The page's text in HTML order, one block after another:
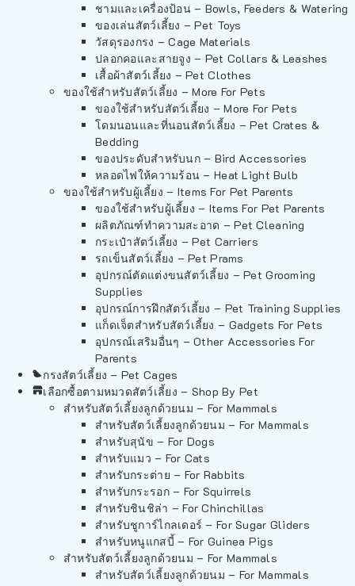
ชามและเครื่องป้อน – Bowls, Feeders & Watering
ของเล่นสัตว์เลี้ยง – Pet Toys
วัสดุรองกรง – Cage Materials
ปลอกคอและสายจูง – Pet Collars & Leashes
เสื้อผ้าสัตว์เลี้ยง – Pet Clothes
ของใช้สำหรับสัตว์เลี้ยง – More For Pets
ของใช้สำหรับสัตว์เลี้ยง – More For Pets
โดมนอนและที่นอนสัตว์เลี้ยง – Pet Crates &
Bedding
ของประดับสำหรับนก – Bird Accessories
หลอดไฟให้ความร้อน – Heat Light Bulb
ของใช้สำหรับผู้เลี้ยง – Items For Pet Parents
ของใช้สำหรับผู้เลี้ยง – Items For Pet Parents
ผลิตภัณฑ์ทำความสะอาด – Pet Cleaning
กระเป๋าสัตว์เลี้ยง – Pet Carriers
รถเข็นสัตว์เลี้ยง – Pet Prams
อุปกรณ์ตัดแต่งขนสัตว์เลี้ยง – Pet Grooming
Supplies
อุปกรณ์การฝึกสัตว์เลี้ยง – Pet Training Supplies
แก็ดเจ็ตสำหรับสัตว์เลี้ยง – Gadgets For Pets
อุปกรณ์เสริมอื่นๆ – Other Accessories For
Parents
กรงสัตว์เลี้ยง – Pet Cages
เลือกซื้อตามหมวดสัตว์เลี้ยง – Shop By Pet
สำหรับสัตว์เลี้ยงลูกด้วยนม – For Mammals
สำหรับสัตว์เลี้ยงลูกด้วยนม – For Mammals
สำหรับสุนัข – For Dogs
สำหรับแมว – For Cats
สำหรับกระต่าย – For Rabbits
สำหรับกระรอก – For Squirrels
สำหรับชินชิล่า – For Chinchillas
สำหรับชูการ์ไกลเดอร์ – For Sugar Gliders
สำหรับหนูแกสบี้ – For Guinea Pigs
สำหรับสัตว์เลี้ยงลูกด้วยนม – For Mammals
สำหรับสัตว์เลี้ยงลูกด้วยนม – For Mammals